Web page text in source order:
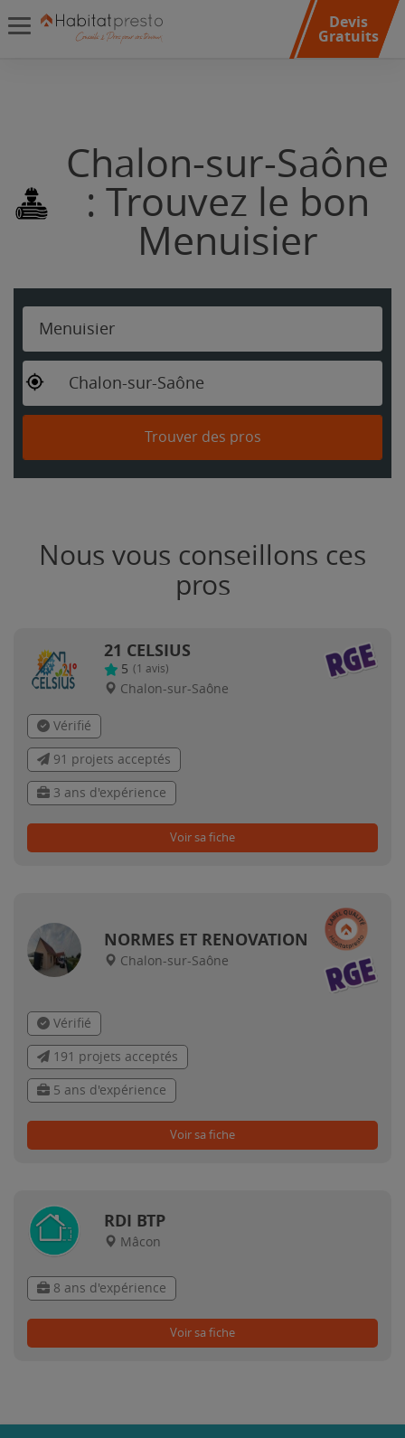
Devis
Gratuits
Chalon-sur-Saône
: Trouvez le bon
Menuisier
Menuisier
Chalon-sur-Saône
Trouver des pros
Nous vous conseillons ces
pros
21 CELSIUS
5 (1 avis)
Chalon-sur-Saône
Vérifié
91 projets acceptés
3 ans d'expérience
Voir sa fiche
NORMES ET RENOVATION
Chalon-sur-Saône
Vérifié
191 projets acceptés
5 ans d'expérience
Voir sa fiche
RDI BTP
Mâcon
8 ans d'expérience
Voir sa fiche